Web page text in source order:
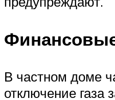
В частном доме
отключение газа